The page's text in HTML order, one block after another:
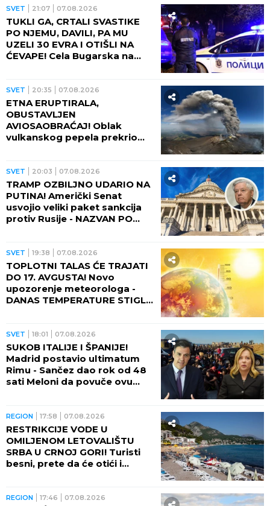
REGION 09:18 08.08.2026
POTPUNA KATASTROFA:
Bunari presušili, Dunav na
istorijskom minimumu
SVET 07:40 08.08.2026
DOBRO SE ZATRESLO! Jak
zemljotres pogodio Aljasku!
SVET 03:30 08.08.2026
JAPAN NA UDARU DVE
PRIRODNE KATASTROFE! Tek
što je zemljotres protresao
zemlju, stiže i OPASNI TAJFUN:
SVET 02:30 08.08.2026
VREME IM JE SVE VEĆI
NEPRIJATELJ! Piramide stare
više od 2.000 godina počele
da propadaju: Stručnjaci
SVET 01:30 08.08.2026
BIZARAN SAVET USRED
TOPLOTNOG TALASA! Ovo
tradicionalno jelo savetuju
građanima Severne Koreje
SVET 22:35 07.08.2026
BRAĆA (4 i 7 GODINA) UZELA
MAJČIN AUTOMOBIL DOK JE
SPAVALA I IZAZVALI HOROR!
Očevici kažu da su vozili blizu
SVET 21:07 07.08.2026